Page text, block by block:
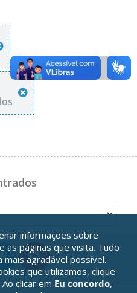
informações sobre
as páginas que visita. Tudo
agradável possível.
que utilizamos, clique
Ao clicar em Eu concordo,